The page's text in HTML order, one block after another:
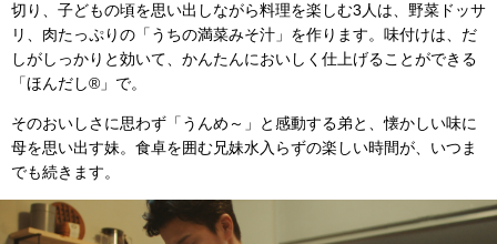
切り、子どもの頃を思い出しながら料理を楽しむ3人は、野菜ドッサ
リ、肉たっぷりの「うちの満菜みそ汁」を作ります。味付けは、だ
しがしっかりと効いて、かんたんにおいしく仕上げることができる
「ほんだし®」で。
そのおいしさに思わず「うんめ～」と感動する弟と、懐かしい味に
母を思い出す妹。食卓を囲む兄妹水入らずの楽しい時間が、いつま
でも続きます。